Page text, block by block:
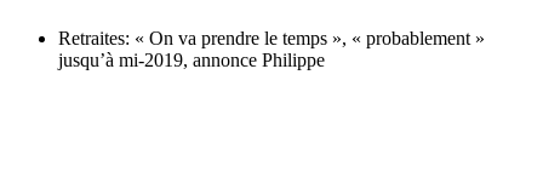
Retraites: « On va prendre le temps », « probablement »
jusqu’à mi-2019, annonce Philippe